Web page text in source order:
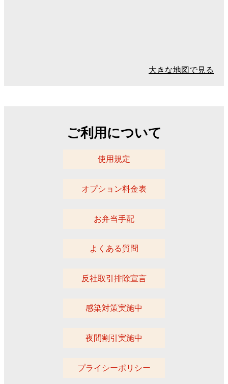
大きな地図で見る
ご利用について
使用規定
オプション料金表
お弁当手配
よくある質問
反社取引排除宣言
感染対策実施中
夜間割引実施中
プライシーポリシー